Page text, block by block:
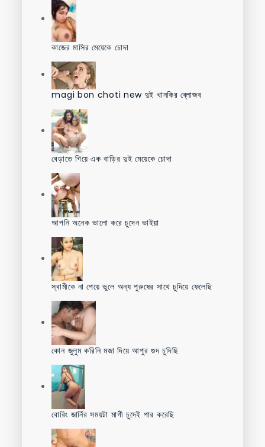
কাজের মাসির মেয়েকে চোদা
magi bon choti new দুই খানকির ব্লোজব
বেড়াতে গিয়ে এক বাড়ির দুই মেয়েকে চোদা
আপনি অনেক ভালো করে চুদেন ভাইয়া
স্বামীকে না পেয়ে ভুলে অন্য পুরুষের সাথে চুদিয়ে ফেলেছি
কোন জুলুম করিনি মজা দিয়ে আপুর গুদ চুদিছি
বোরিং জার্নির সময়টা মাগী চুদেই পার করেছি